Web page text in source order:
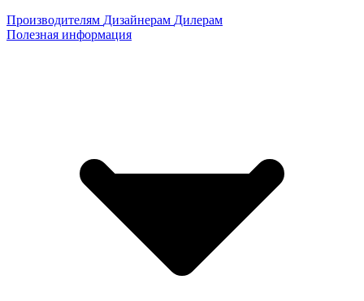
Производителям Дизайнерам Дилерам
Полезная информация